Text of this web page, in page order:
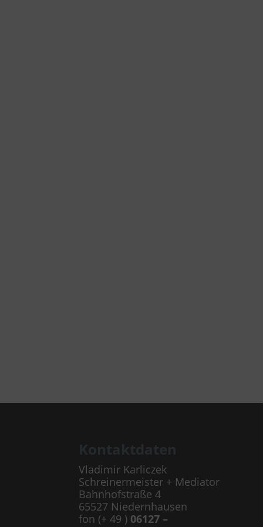
Vladimir Karliczek
Schreinermeister + Mediator
Bahnhofstraße 4
65527 Niedernhausen
fon (+ 49 ) 06127 –